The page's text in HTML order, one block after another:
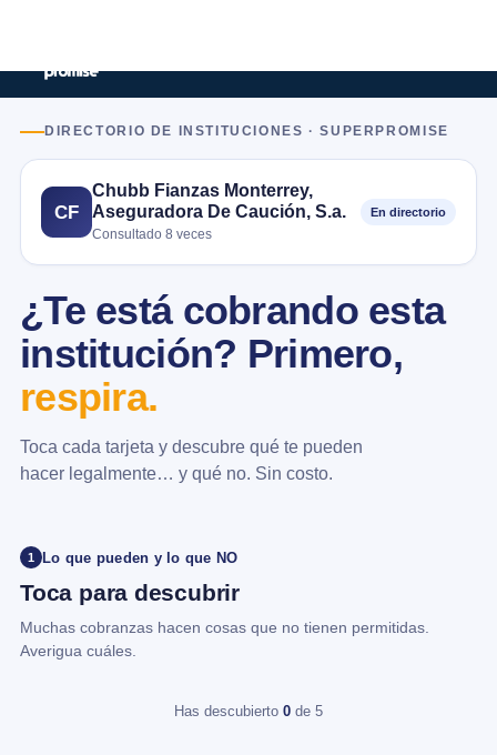
DIRECTORIO DE INSTITUCIONES · SUPERPROMISE
CF
Chubb Fianzas Monterrey,
Aseguradora De Caución, S.a.
Consultado 8 veces
En directorio
¿Te está cobrando esta
institución? Primero,
respira.
Toca cada tarjeta y descubre qué te pueden
hacer legalmente… y qué no. Sin costo.
1 Lo que pueden y lo que NO
Toca para descubrir
Muchas cobranzas hacen cosas que no tienen permitidas.
Averigua cuáles.
Has descubierto 0 de 5